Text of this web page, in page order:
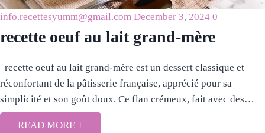
info.recettesyumm@gmail.com December 3, 2024 0
recette oeuf au lait grand-mère​
recette oeuf au lait grand-mère​ est un dessert classique et
réconfortant de la pâtisserie française, apprécié pour sa
simplicité et son goût doux. Ce flan crémeux, fait avec des…
READ MORE +